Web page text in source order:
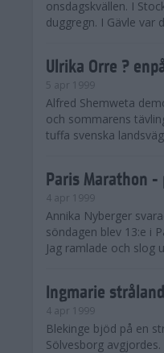
onsdagskvällen. I
duggregn. I Gävle var
Ulrika Orre ?
5 apr 1999
Alfred Shemweta
och sommarens
tuffa svenska
Paris Marathon -
4 apr 1999
Annika Nyberger
söndagen blev 13:e i
Jag ramlade och slog
Ingmarie
4 apr 1999
Blekinge bjöd på en
Sölvesborg avgjordes.